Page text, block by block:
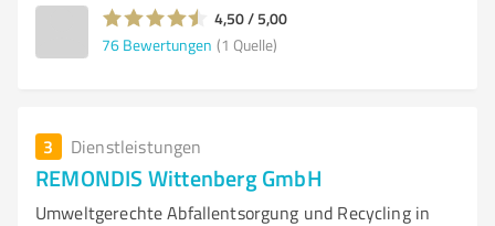
4,50 / 5,00
76 Bewertungen (1 Quelle)
3 Dienstleistungen
REMONDIS Wittenberg GmbH
Umweltgerechte Abfallentsorgung und Recycling in